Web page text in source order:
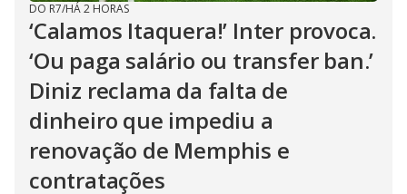
DO R7/HÁ 2 HORAS
‘Calamos Itaquera!’ Inter provoca.
‘Ou paga salário ou transfer ban.’
Diniz reclama da falta de
dinheiro que impediu a
renovação de Memphis e
contratações